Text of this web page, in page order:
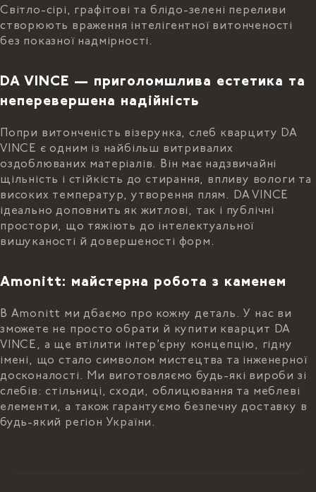
Світло-сірі, графітові та блідо-зелені переливи
створюють враження інтелігентної витонченості
без показної надмірності.
DA VINCE — приголомшлива естетика та
неперевершена надійність
Попри витонченість візерунка, слеб кварциту DA
VINCE є одним із найбільш витривалих
оздоблюваних матеріалів. Він має надзвичайні
щільність і стійкість до стирання, впливу вологи та
високих температур, утворення плям. DA VINCE
ідеально доповнить як житлові, так і публічні
простори, що тяжіють до інтелектуальної
вишуканості й довершеності форм.
Amonitt: майстерна робота з каменем
В Amonitt ми дбаємо про кожну деталь. У нас ви
зможете не просто обрати й купити кварцит DA
VINCE, а ще втілити інтер’єрну концепцію, гідну
імені, що стало символом мистецтва та інженерної
досконалості. Ми виготовляємо будь-які вироби зі
слебів: стільниці, сходи, облицювання та меблеві
елементи, а також гарантуємо безпечну доставку в
будь-який регіон України.